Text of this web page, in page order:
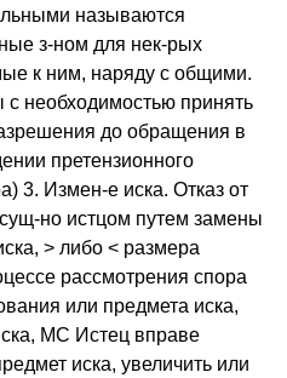
называются
з-ном для нек-рых
к ним, наряду с общими.
необходимостью принять
до обращения в
претензионного
3. Измен-е иска. Отказ от
но истцом путем замены
> либо < размера
рассмотрения спора
или предмета иска,
МС Истец вправе
иска, увеличить или